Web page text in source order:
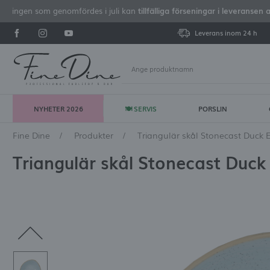
som genomfördes i juli kan tillfälliga förseningar i leveransen
Leverans inom 24 h
NYHETER 2026 🍽 SERVIS PORSLIN
Fine Dine Produkter Triangulär skål Stonecast Duck
Triangulär skål Stonecast